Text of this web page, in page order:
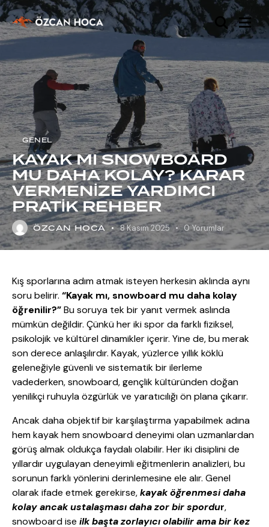
GENEL
KAYAK MI SNOWBOARD
MU DAHA KOLAY? KARAR
VERMENİZE YARDIMCI
PRATİK REHBER
ÖZCAN HOCA 8 Kasım 2025 0 Yorumlar
Kış sporlarına adım atmak isteyen herkesin aklında aynı
soru belirir. “Kayak mı, snowboard mu daha kolay
öğrenilir?”Bu soruya tek bir yanıt vermek aslında
mümkün değildir. Çünkü her iki spor da farklı fiziksel,
psikolojik ve kültürel dinamikler içerir. Yine de, bu merak
son derece anlaşılırdır. Kayak, yüzlerce yıllık köklü
geleneğiyle güvenli ve sistematik bir ilerleme
vadederken, snowboard, gençlik kültüründen doğan
yenilikçi ruhuyla özgürlük ve yaratıcılığı ön plana çıkarır.
Ancak daha objektif bir karşılaştırma yapabilmek adına
hem kayak hem snowboard deneyimi olan uzmanlardan
görüş almak oldukça faydalı olabilir. Her iki disiplini de
yıllardır uygulayan deneyimli eğitmenlerin analizleri, bu
sorunun farklı yönlerini derinlemesine ele alır. Genel
olarak ifade etmek gerekirse,kayak öğrenmesi daha
kolay ancak ustalaşması daha zor bir spordur,
snowboard ise ilk başta zorlayıcı olabilir ama bir kez